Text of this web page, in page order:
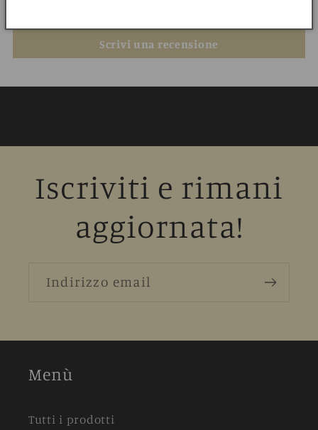
Scrivi una recensione
Iscriviti e rimani
aggiornata!
Indirizzo email
Menù
Tutti i prodotti